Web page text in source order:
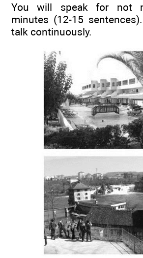
You will speak for not
minutes (12-15
talk continuously.